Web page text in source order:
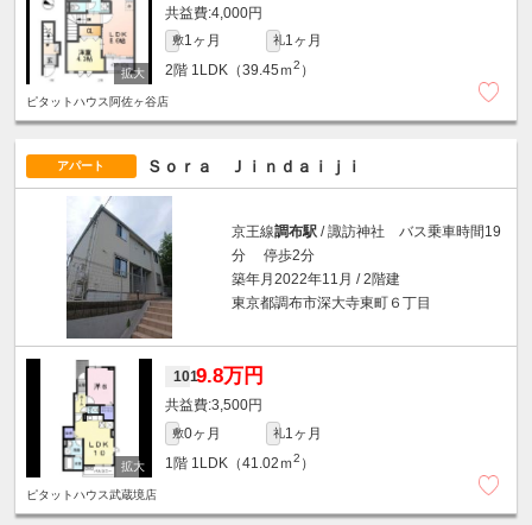
4,000円
敷1ヶ月 礼1ヶ月
2階 1LDK（39.45ｍ2 ）
ピタットハウス阿佐ヶ谷店
アパート Ｓｏｒａ Ｊｉｎｄａｉｊｉ
京王線調布駅 / 諏訪神社 バス乗車時間19
分 停歩2分
築年月2022年11月 / 2階建
東京都調布市深大寺東町６丁目
1019.8万円
3,500円
敷0ヶ月 礼1ヶ月
1階 1LDK（41.02ｍ2 ）
ピタットハウス武蔵境店